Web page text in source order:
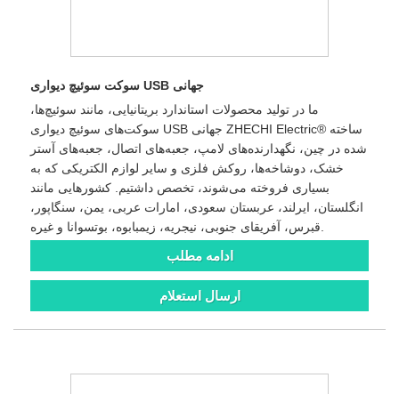
سوکت سوئیچ دیواری USB جهانی
ما در تولید محصولات استاندارد بریتانیایی، مانند سوئیچ‌ها،
سوکت‌های سوئیچ دیواری USB جهانی ZHECHI Electric® ساخته
شده در چین، نگهدارنده‌های لامپ، جعبه‌های اتصال، جعبه‌های آستر
خشک، دوشاخه‌ها، روکش فلزی و سایر لوازم الکتریکی که به
بسیاری فروخته می‌شوند، تخصص داشتیم. کشورهایی مانند
انگلستان، ایرلند، عربستان سعودی، امارات عربی، یمن، سنگاپور،
قبرس، آفریقای جنوبی، نیجریه، زیمبابوه، بوتسوانا و غیره.
ادامه مطلب
ارسال استعلام